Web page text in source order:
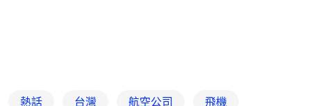
熱話 台灣 航空公司 飛機